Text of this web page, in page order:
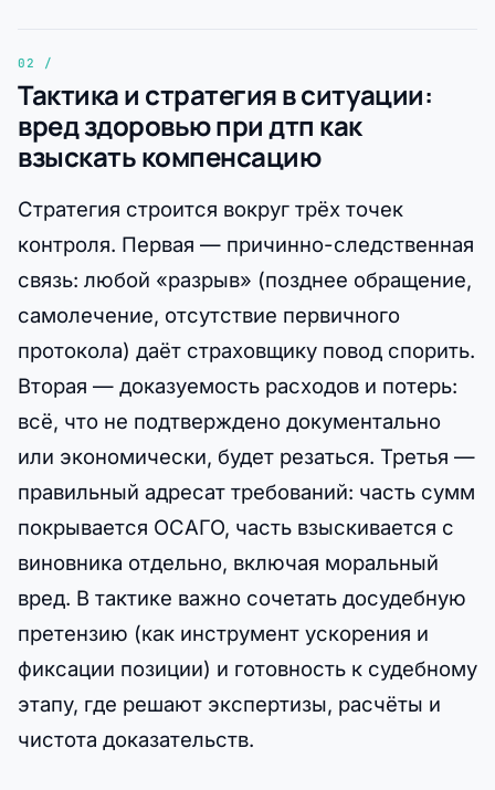
Тактика и стратегия в ситуации:
вред здоровью при дтп как
взыскать компенсацию
Стратегия строится вокруг трёх точек
контроля. Первая — причинно-следственная
связь: любой «разрыв» (позднее обращение,
самолечение, отсутствие первичного
протокола) даёт страховщику повод спорить.
Вторая — доказуемость расходов и потерь:
всё, что не подтверждено документально
или экономически, будет резаться. Третья —
правильный адресат требований: часть сумм
покрывается ОСАГО, часть взыскивается с
виновника отдельно, включая моральный
вред. В тактике важно сочетать досудебную
претензию (как инструмент ускорения и
фиксации позиции) и готовность к судебному
этапу, где решают экспертизы, расчёты и
чистота доказательств.